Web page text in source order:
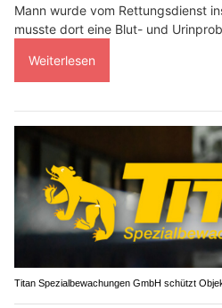
Mann wurde vom Rettungsdienst
musste dort eine Blut- und
Weiterlesen
Titan Spezialbewachungen GmbH schützt